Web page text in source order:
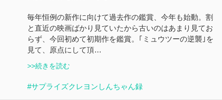
毎年恒例の新作に向けて過去作の鑑賞、今年も始動。割
と直近の映画ばかり見ていたから古いのはあまり見てお
らず、今回初めて初期作を鑑賞。｢ミュウツーの逆襲｣を
見て、原点にして頂…
>>続きを読む
#サプライズクレヨンしんちゃん録